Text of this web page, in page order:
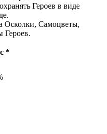
Героев в виде
Осколки, Самоцветы,
Героев.
*